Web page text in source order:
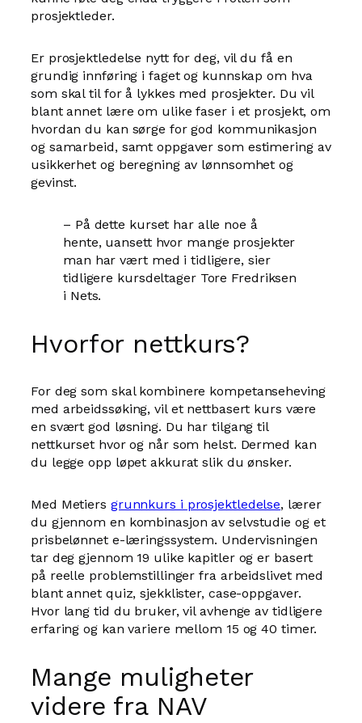
prosjektleder.
Er prosjektledelse nytt for deg, vil du få en
grundig innføring i faget og kunnskap om hva
som skal til for å lykkes med prosjekter. Du vil
blant annet lære om ulike faser i et prosjekt, om
hvordan du kan sørge for god kommunikasjon
og samarbeid, samt oppgaver som estimering av
usikkerhet og beregning av lønnsomhet og
gevinst.
– På dette kurset har alle noe å
hente, uansett hvor mange prosjekter
man har vært med i tidligere, sier
tidligere kursdeltager Tore Fredriksen
i Nets.
Hvorfor nettkurs?
For deg som skal kombinere kompetanseheving
med arbeidssøking, vil et nettbasert kurs være
en svært god løsning. Du har tilgang til
nettkurset hvor og når som helst. Dermed kan
du legge opp løpet akkurat slik du ønsker.
Med Metiers grunnkurs i prosjektledelse, lærer
du gjennom en kombinasjon av selvstudie og et
prisbelønnet e-læringssystem. Undervisningen
tar deg gjennom 19 ulike kapitler og er basert
på reelle problemstillinger fra arbeidslivet med
blant annet quiz, sjekklister, case-oppgaver.
Hvor lang tid du bruker, vil avhenge av tidligere
erfaring og kan variere mellom 15 og 40 timer.
Mange muligheter
videre fra NAV